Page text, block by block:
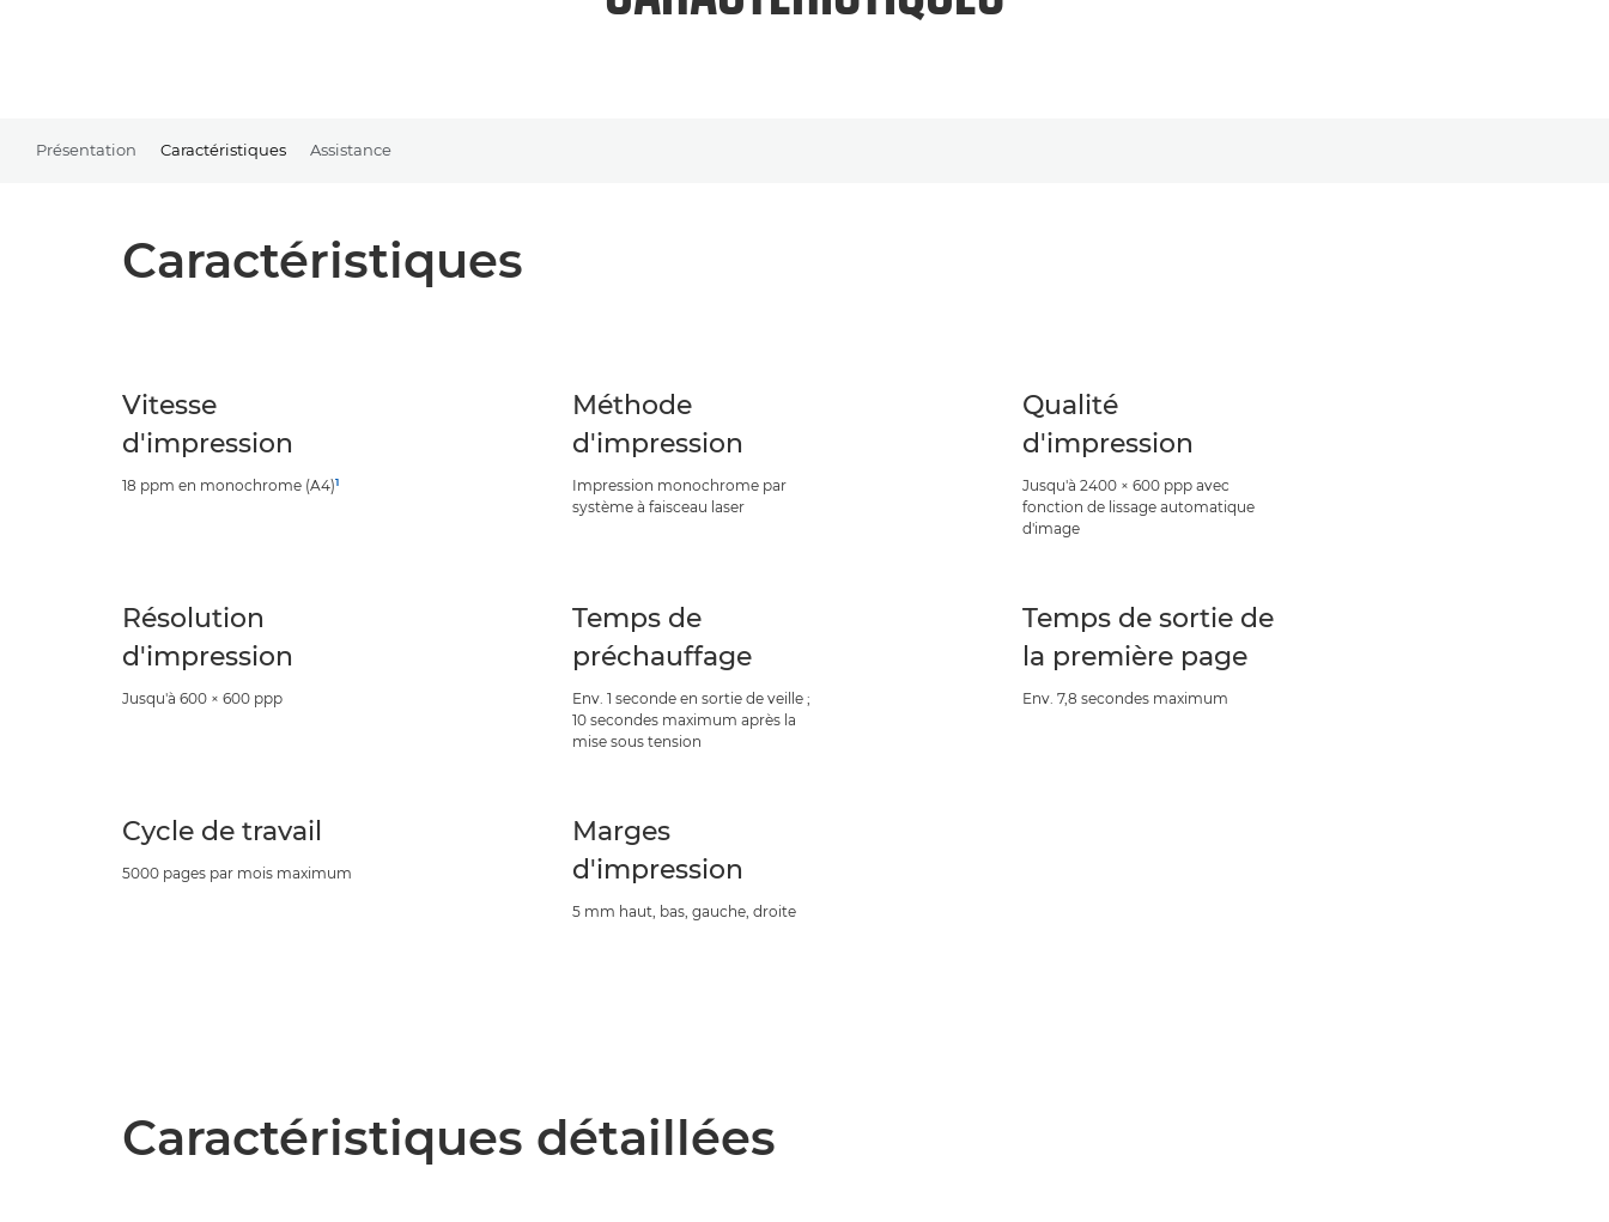
Présentation Caractéristiques Assistance
Caractéristiques
Vitesse
d'impression
18 ppm en monochrome (A4)1
Méthode
d'impression
Impression monochrome par
système à faisceau laser
Qualité
d'impression
Jusqu'à 2400 × 600 ppp avec
fonction de lissage automatique
d'image
Résolution
d'impression
Jusqu'à 600 × 600 ppp
Temps de
préchauffage
Env. 1 seconde en sortie de veille ;
10 secondes maximum après la
mise sous tension
Temps de sortie de
la première page
Env. 7,8 secondes maximum
Cycle de travail
5000 pages par mois maximum
Marges
d'impression
5 mm haut, bas, gauche, droite
Caractéristiques détaillées